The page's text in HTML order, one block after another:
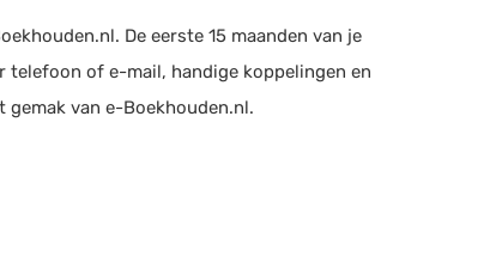
De eerste 15 maanden van je
of e-mail, handige koppelingen en
gemak van e-Boekhouden.nl.